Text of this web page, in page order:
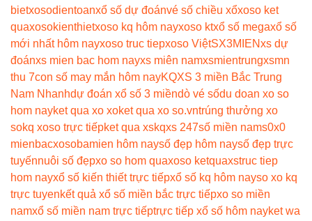
bietxosodientoanxổ số dự đoánvé số chiều xổxoso ket
quaxosokienthietxoso kq hôm nayxoso ktxổ số megaxổ số
mới nhất hôm nayxoso truc tiepxoso ViệtSX3MIENxs dự
đoánxs mien bac hom nayxs miên namxsmientrungxsmn
thu 7con số may mắn hôm nayKQXS 3 miền Bắc Trung
Nam Nhanhdự đoán xổ số 3 miềndò vé sốdu doan xo so
hom nayket qua xo xoket qua xo so.vntrúng thưởng xo
sokq xoso trực tiếpket qua xskqxs 247số miền nams0x0
mienbacxosobamien hôm naysố đẹp hôm naysố đẹp trực
tuyếnnuôi số đẹpxo so hom quaxoso ketquaxstruc tiep
hom nayxổ số kiến thiết trực tiếpxổ số kq hôm nayso xo kq
trực tuyenkết quả xổ số miền bắc trực tiếpxo so miền
namxổ số miền nam trực tiếptrực tiếp xổ số hôm nayket wa